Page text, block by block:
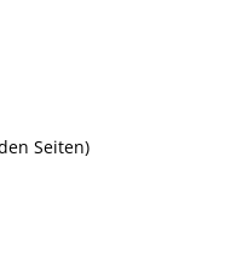
Seiten)